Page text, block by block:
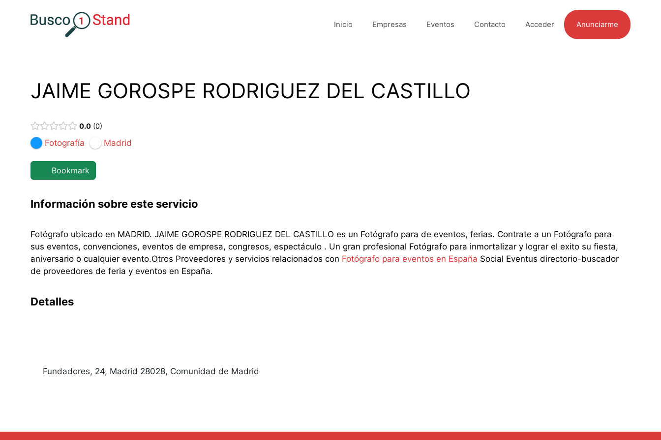
Inicio Empresas Eventos Contacto Acceder Anunciarme
JAIME GOROSPE RODRIGUEZ DEL CASTILLO
0.0 0
Fotografía Madrid
Bookmark
Información sobre este servicio
Fotógrafo ubicado en MADRID. JAIME GOROSPE RODRIGUEZ DEL CASTILLO es un Fotógrafo para de eventos, ferias. Contrate a un Fotógrafo para
sus eventos, convenciones, eventos de empresa, congresos, espectáculo . Un gran profesional Fotógrafo para inmortalizar y lograr el exito su fiesta,
aniversario o cualquier evento.Otros Proveedores y servicios relacionados con Fotógrafo para eventos en España Social Eventus directorio-buscador
de proveedores de feria y eventos en España.
Detalles
Fundadores, 24, Madrid 28028, Comunidad de Madrid